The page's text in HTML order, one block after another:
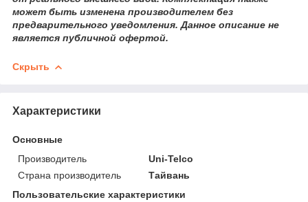
может быть изменена производителем без
предварительного уведомления. Данное описание не
является публичной офертой.
Скрыть
Характеристики
Основные
Производитель
Uni-Telco
Страна производитель
Тайвань
Пользовательские характеристики